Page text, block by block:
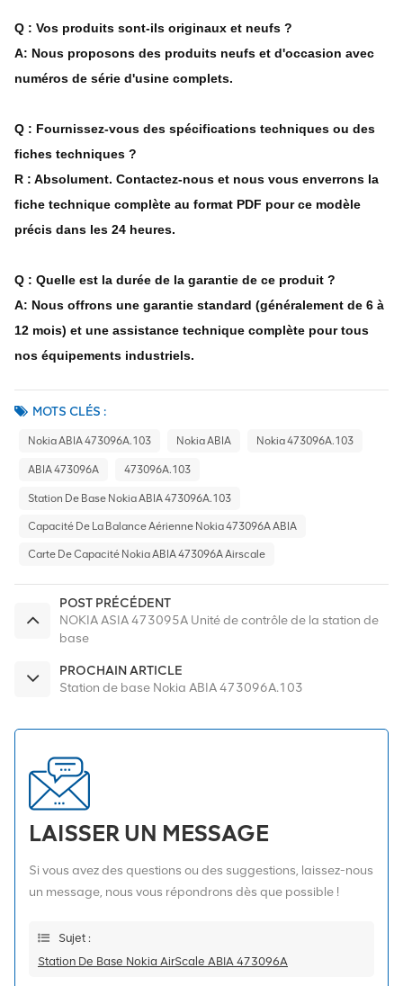
Q : Vos produits sont-ils originaux et neufs ?
A: Nous proposons des produits neufs et d'occasion avec
numéros de série d'usine complets.
Q : Fournissez-vous des spécifications techniques ou des
fiches techniques ?
R : Absolument. Contactez-nous et nous vous enverrons la
fiche technique complète au format PDF pour ce modèle
précis dans les 24 heures.
Q : Quelle est la durée de la garantie de ce produit ?
A: Nous offrons une garantie standard (généralement de 6 à
12 mois) et une assistance technique complète pour tous
nos équipements industriels.
MOTS CLÉS :
Nokia ABIA 473096A.103 Nokia ABIA Nokia 473096A.103
ABIA 473096A 473096A.103
Station De Base Nokia ABIA 473096A.103
Capacité De La Balance Aérienne Nokia 473096A ABIA
Carte De Capacité Nokia ABIA 473096A Airscale
POST PRÉCÉDENT
NOKIA ASIA 473095A Unité de contrôle de la station de
base
PROCHAIN ARTICLE
Station de base Nokia ABIA 473096A.103
LAISSER UN MESSAGE
Si vous avez des questions ou des suggestions, laissez-nous
un message, nous vous répondrons dès que possible !
Sujet :
Station De Base Nokia AirScale ABIA 473096A